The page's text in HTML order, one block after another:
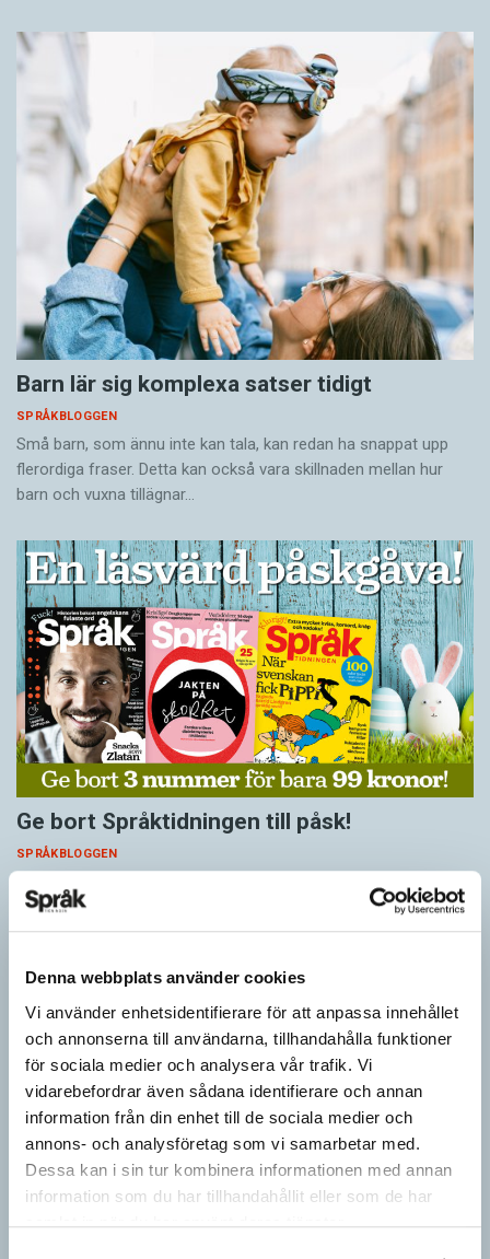
Denna webbplats använder cookies
Vi använder enhetsidentifierare för att anpassa innehållet
och annonserna till användarna, tillhandahålla funktioner
för sociala medier och analysera vår trafik. Vi
vidarebefordrar även sådana identifierare och annan
information från din enhet till de sociala medier och
annons- och analysföretag som vi samarbetar med.
Dessa kan i sin tur kombinera informationen med annan
information som du har tillhandahållit eller som de har
samlat in när du har använt deras tjänster.
Barn lär sig komplexa satser tidigt
SPRÅKBLOGGEN
Små barn, som ännu inte kan tala, kan redan ha snappat upp
flerordiga fraser. Detta kan också vara skillnaden mellan hur
barn och vuxna tillägnar…
Ge bort Språktidningen till påsk!
SPRÅKBLOGGEN
bort 3 nummer av Språktidningen för bara 99 kronor! Du kan
också…